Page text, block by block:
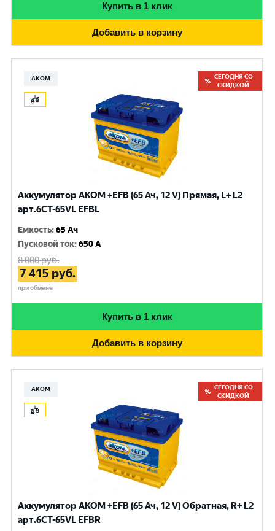
Купить в 1 клик
Добавить в корзину
АКОМ
СЕГОДНЯ СО
СКИДКОЙ
Аккумулятор AKOM +EFB (65 Ач, 12 V) Прямая, L+ L2
арт.6СТ-65VL EFBL
Емкость:65 Ач
Пусковой ток:650 A
8 000руб.
7 415 руб.
при обмене
Купить в 1 клик
Добавить в корзину
АКОМ
СЕГОДНЯ СО
СКИДКОЙ
Аккумулятор AKOM +EFB (65 Ач, 12 V) Обратная, R+ L2
арт.6CT-65VL EFBR